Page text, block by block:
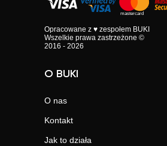
Opracowane z ♥ zespołem BUKI
Wszelkie prawa zastrzeżone ©
2016 - 2026
O BUKI
O nas
Kontakt
Jak to działa